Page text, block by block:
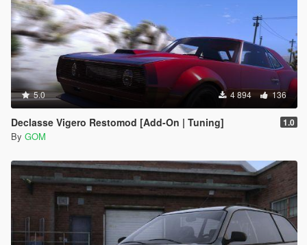
5.0 4 894 136
Declasse Vigero Restomod [Add-On | Tuning] 1.0
By GOM